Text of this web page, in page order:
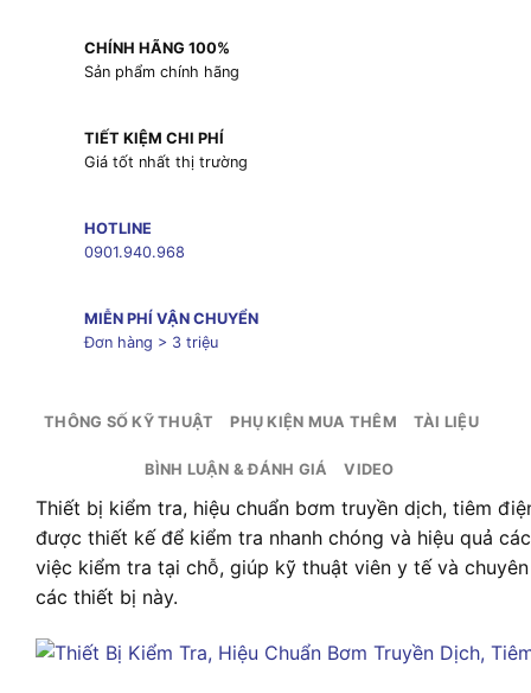
CHÍNH HÃNG 100%
Sản phẩm chính hãng
TIẾT KIỆM CHI PHÍ
Giá tốt nhất thị trường
HOTLINE
0901.940.968
MIỄN PHÍ VẬN CHUYỂN
Đơn hàng > 3 triệu
THÔNG SỐ KỸ THUẬT PHỤ KIỆN MUA THÊM TÀI LIỆU
BÌNH LUẬN & ĐÁNH GIÁ VIDEO
Thiết bị kiểm tra, hiệu chuẩn bơm truyền dịch, tiêm
được thiết kế để kiểm tra nhanh chóng và hiệu quả
việc kiểm tra tại chỗ, giúp kỹ thuật viên y tế và
các thiết bị này.